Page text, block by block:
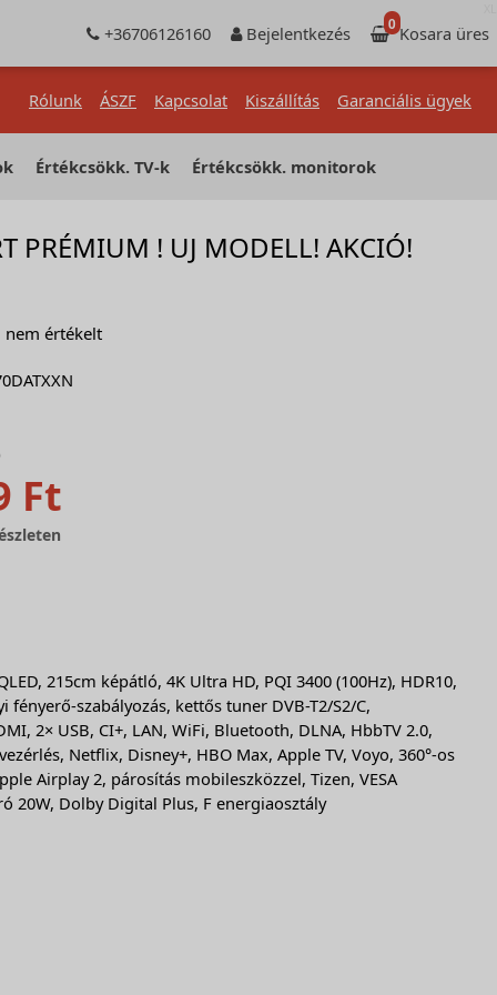
+36706126160 Bejelentkezés 0Kosara üres
Rólunk ÁSZF Kapcsolat Kiszállítás Garanciális ügyek
Értékcsökk. TV-k Értékcsökk. monitorok
PRÉMIUM ! UJ MODELL! AKCIÓ!
értékelt
Ft
215cm képátló, 4K Ultra HD, PQI 3400 (100Hz), HDR10,
fényerő-szabályozás, kettős tuner DVB-T2/S2/C,
2× USB, CI+, LAN, WiFi, Bluetooth, DLNA, HbbTV 2.0,
Netflix, Disney+, HBO Max, Apple TV, Voyo, 360°-os
Airplay 2, párosítás mobileszközzel, Tizen, VESA
20W, Dolby Digital Plus, F energiaosztály